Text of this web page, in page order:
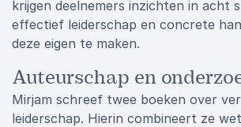
krijgen deelnemers inzichten in acht
effectief leiderschap en concrete
deze eigen te maken.
Auteurschap en
Mirjam schreef twee boeken over
leiderschap. Hierin combineert ze